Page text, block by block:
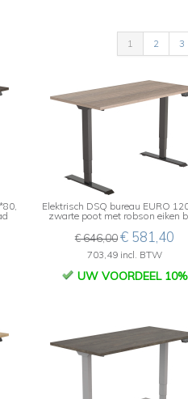
1 2 3
Elektrisch DSQ bureau EURO
zwarte poot met robson eiken
€ 646,00€ 581,40
703,49 incl. BTW
UW VOORDEEL 10%